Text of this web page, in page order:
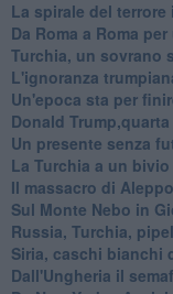
La spirale del terrore
Da Roma a Roma
Turchia, un sovrano
L'ignoranza
Un'epoca sta per
Donald
Un presente senza
La Turchia a un bivio
Il massacro di Aleppo
Sul Monte Nebo in
Russia, Turchia,
Siria, caschi bianchi
Dall'Ungheria il